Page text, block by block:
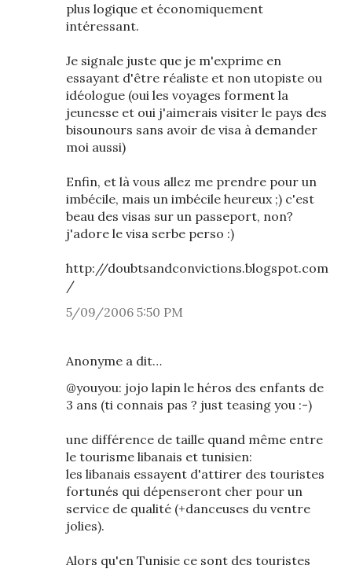
plus logique et économiquement
intéressant.
Je signale juste que je m'exprime en
essayant d'être réaliste et non utopiste ou
idéologue (oui les voyages forment la
jeunesse et oui j'aimerais visiter le pays des
bisounours sans avoir de visa à demander
moi aussi)
Enfin, et là vous allez me prendre pour un
imbécile, mais un imbécile heureux ;) c'est
beau des visas sur un passeport, non?
j'adore le visa serbe perso :)
http://doubtsandconvictions.blogspot.com
/
5/09/2006 5:50 PM
Anonyme a dit…
@youyou: jojo lapin le héros des enfants de
3 ans (ti connais pas ? just teasing you :-)
une différence de taille quand même entre
le tourisme libanais et tunisien:
les libanais essayent d'attirer des touristes
fortunés qui dépenseront cher pour un
service de qualité (+danceuses du ventre
jolies).
Alors qu'en Tunisie ce sont des touristes